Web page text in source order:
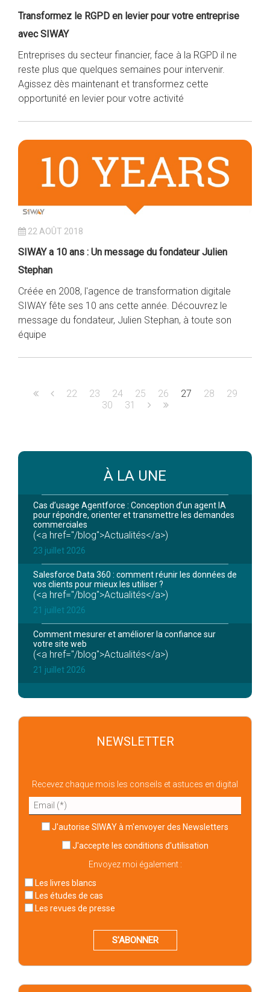
Transformez le RGPD en levier pour votre entreprise
avec SIWAY
Entreprises du secteur financier, face à la RGPD il ne
reste plus que quelques semaines pour intervenir.
Agissez dès maintenant et transformez cette
opportunité en levier pour votre activité
22 AOÛT 2018
SIWAY a 10 ans : Un message du fondateur Julien
Stephan
Créée en 2008, l'agence de transformation digitale
SIWAY fête ses 10 ans cette année. Découvrez le
message du fondateur, Julien Stephan, à toute son
équipe
22 23 24 25 26 27 28
29
30
31
À LA UNE
Cas d’usage Agentforce : Conception d’un agent IA
pour répondre, orienter et transmettre les demandes
commerciales
(<a href="/blog">Actualités</a>)
23 juillet 2026
Salesforce Data 360 : comment réunir les données de
vos clients pour mieux les utiliser ?
(<a href="/blog">Actualités</a>)
21 juillet 2026
Comment mesurer et améliorer la confiance sur
votre site web
(<a href="/blog">Actualités</a>)
21 juillet 2026
NEWSLETTER
Recevez chaque mois les conseils et astuces en digital
J'autorise SIWAY à m'envoyer des Newsletters
J'accepte les conditions d'utilisation
Envoyez moi également :
Les livres blancs
Les études de cas
Les revues de presse
S'ABONNER